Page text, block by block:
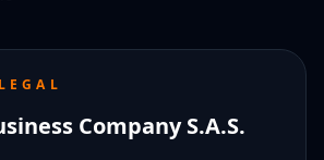
Company S.A.S.